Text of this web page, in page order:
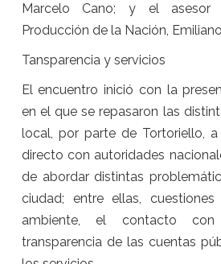
Marcelo Cano; y el asesor
Producción de la Nación,
Tansparencia y servicios
El encuentro inició con la
en el que se repasaron las
local, por parte de Tortoriello,
directo con autoridades
de abordar distintas
ciudad; entre ellas,
ambiente, el contacto
transparencia de las cuentas